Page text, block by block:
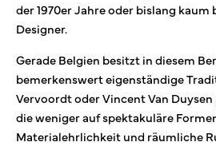
der 1970er Jahre oder bislang
Designer.
Gerade Belgien besitzt in diesem
bemerkenswert eigenständige
Vervoordt oder Vincent Van
die weniger auf spektakuläre
Materialehrlichkeit und räumliche